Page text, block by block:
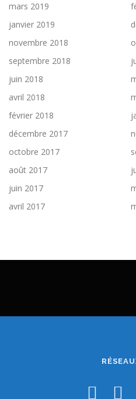
mars 2019
janvier 2019
novembre 2018
septembre 2018
juin 2018
avril 2018
février 2018
décembre 2017
octobre 2017
août 2017
juin 2017
avril 2017